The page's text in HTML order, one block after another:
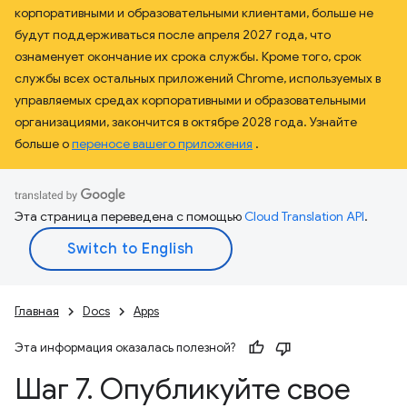
корпоративными и образовательными клиентами, больше не
будут поддерживаться после апреля 2027 года, что
ознаменует окончание их срока службы. Кроме того, срок
службы всех остальных приложений Chrome, используемых в
управляемых средах корпоративными и образовательными
организациями, закончится в октябре 2028 года. Узнайте
больше опереносе вашего приложения .
Эта страница переведена с помощьюCloud Translation API.
Главная Docs Apps
Эта информация оказалась полезной?
Шаг 7. Опубликуйте свое